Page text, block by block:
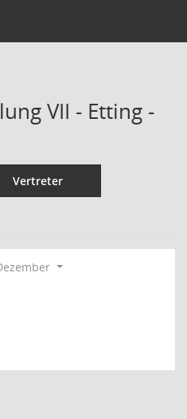
VII - Etting -
Vertreter